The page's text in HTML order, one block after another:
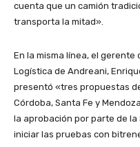
cuenta que un camión
transporta la mitad».
En la misma línea, el
Logística de Andreani,
presentó «tres propuestas
Córdoba, Santa Fe y
la aprobación por parte de
iniciar las pruebas con